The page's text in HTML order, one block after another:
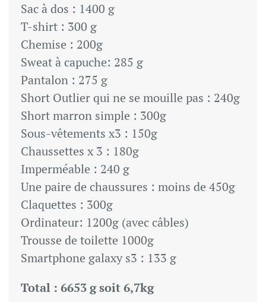
Sac à dos : 1400 g
T-shirt : 300 g
Chemise : 200g
Sweat à capuche: 285 g
Pantalon : 275 g
Short Outlier qui ne se mouille pas : 240g
Short marron simple : 300g
Sous-vêtements x3 : 150g
Chaussettes x 3 : 180g
Imperméable : 240 g
Une paire de chaussures : moins de 450g
Claquettes : 300g
Ordinateur: 1200g (avec câbles)
Trousse de toilette 1000g
Smartphone galaxy s3 : 133 g
Total : 6653 g soit 6,7kg